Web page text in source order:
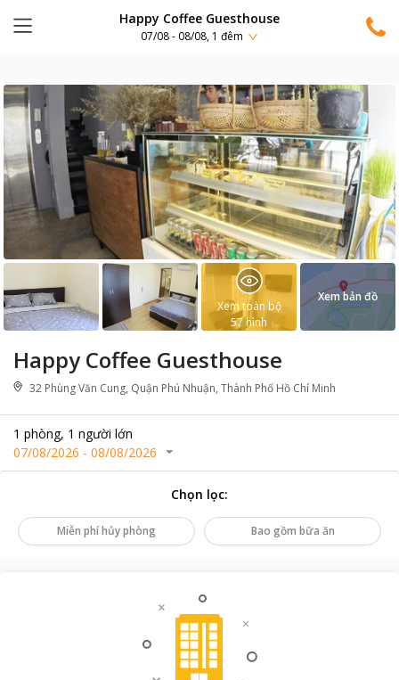
Happy Coffee Guesthouse
07/08 - 08/08, 1 đêm
Happy Coffee Guesthouse
32 Phùng Văn Cung, Quận Phú Nhuận, Thành Phố Hồ Chí Minh
1 phòng, 1 người lớn
07/08/2026 - 08/08/2026
Xem toàn bộ
57hình
Xem bản đồ
Chọn lọc:
Miễn phí hủy phòng Bao gồm bữa ăn